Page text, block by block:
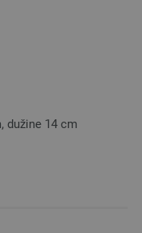
dužine 14 cm